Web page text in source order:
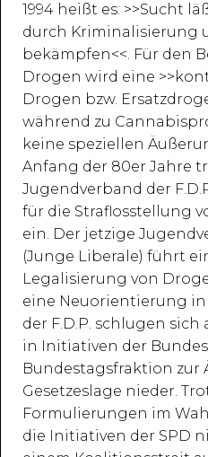
1994 heißt es: >>Sucht
durch Kriminalisierung
bekämpfen<<. Für den
Drogen wird eine
Drogen bzw.
während zu
keine speziellen
Anfang der 80er Jahre
Jugendverband der
für die Straflosstellung
ein. Der jetzige
(Junge Liberale) führt
Legalisierung von
eine Neuorientierung
der F.D.P. schlugen
in Initiativen der
Bundestagsfraktion zur
Gesetzeslage nieder.
Formulierungen im
die Initiativen der SPD